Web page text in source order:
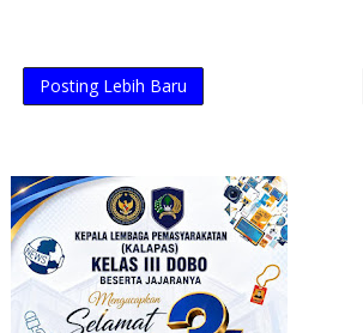
Posting Lebih Baru